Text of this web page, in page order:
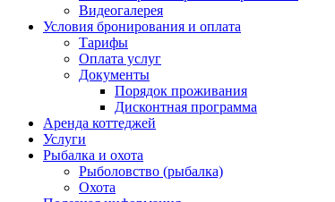
Видеогалерея
Условия бронирования и оплата
Тарифы
Оплата услуг
Документы
Порядок проживания
Дисконтная программа
Аренда коттеджей
Услуги
Рыбалка и охота
Рыболовство (рыбалка)
Охота